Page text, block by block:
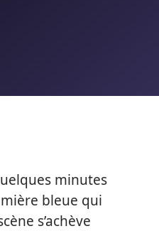
minutes
bleue qui
s’achève